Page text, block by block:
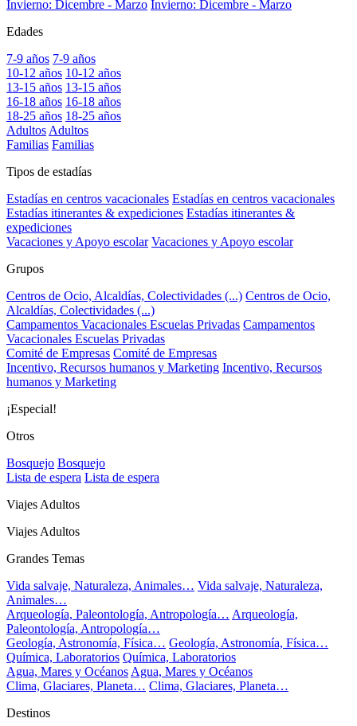
Invierno: Dicembre - Marzo Invierno: Dicembre - Marzo
Edades
7-9 años 7-9 años
10-12 años 10-12 años
13-15 años 13-15 años
16-18 años 16-18 años
18-25 años 18-25 años
Adultos Adultos
Familias Familias
Tipos de estadías
Estadías en centros vacacionales Estadías en centros vacacionales
Estadías itinerantes & expediciones Estadías itinerantes &
expediciones
Vacaciones y Apoyo escolar Vacaciones y Apoyo escolar
Grupos
Centros de Ocio, Alcaldías, Colectividades (...) Centros de Ocio,
Alcaldías, Colectividades (...)
Campamentos Vacacionales Escuelas Privadas Campamentos
Vacacionales Escuelas Privadas
Comité de Empresas Comité de Empresas
Incentivo, Recursos humanos y Marketing Incentivo, Recursos
humanos y Marketing
¡Especial!
Otros
Bosquejo Bosquejo
Lista de espera Lista de espera
Viajes Adultos
Viajes Adultos
Grandes Temas
Vida salvaje, Naturaleza, Animales… Vida salvaje, Naturaleza,
Animales…
Arqueología, Paleontología, Antropología… Arqueología,
Paleontología, Antropología…
Geología, Astronomía, Física… Geología, Astronomía, Física…
Química, Laboratorios Química, Laboratorios
Agua, Mares y Océanos Agua, Mares y Océanos
Clima, Glaciares, Planeta… Clima, Glaciares, Planeta…
Destinos